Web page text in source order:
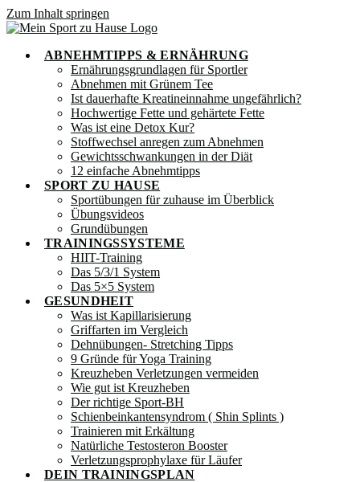
Zum Inhalt springen
ABNEHMTIPPS & ERNÄHRUNG
Ernährungsgrundlagen für Sportler
Abnehmen mit Grünem Tee
Ist dauerhafte Kreatineinnahme ungefährlich?
Hochwertige Fette und gehärtete Fette
Was ist eine Detox Kur?
Stoffwechsel anregen zum Abnehmen
Gewichtsschwankungen in der Diät
12 einfache Abnehmtipps
SPORT ZU HAUSE
Sportübungen für zuhause im Überblick
Übungsvideos
Grundübungen
TRAININGSSYSTEME
HIIT-Training
Das 5/3/1 System
Das 5×5 System
GESUNDHEIT
Was ist Kapillarisierung
Griffarten im Vergleich
Dehnübungen- Stretching Tipps
9 Gründe für Yoga Training
Kreuzheben Verletzungen vermeiden
Wie gut ist Kreuzheben
Der richtige Sport-BH
Schienbeinkantensyndrom ( Shin Splints )
Trainieren mit Erkältung
Natürliche Testosteron Booster
Verletzungsprophylaxe für Läufer
DEIN TRAININGSPLAN